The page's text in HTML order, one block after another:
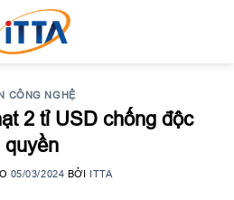
CÔNG NGHỆ
2 tỉ USD chống độc
quyền
05/03/2024 BỞI ITTA